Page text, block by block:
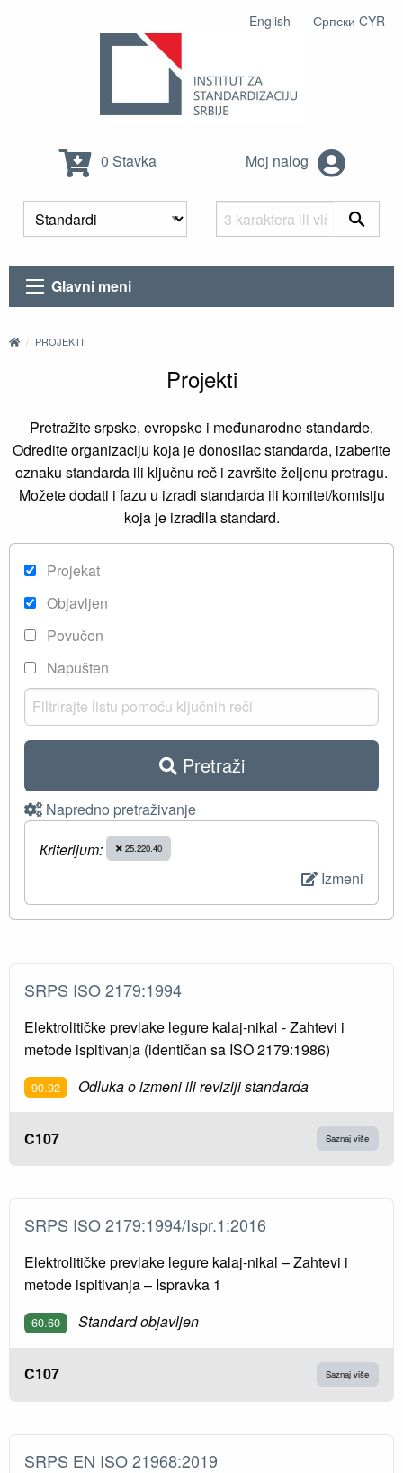
English Српски CYR
0 Stavka Moj nalog
Glavni meni
PROJEKTI
Projekti
Pretražite srpske, evropske i međunarodne standarde.
Odredite organizaciju koja je donosilac standarda, izaberite
oznaku standarda ili ključnu reč i završite željenu pretragu.
Možete dodati i fazu u izradi standarda ili komitet/komisiju
koja je izradila standard.
Projekat
Objavljen
Povučen
Napušten
Pretraži
Napredno pretraživanje
Кriterijum:
25.220.40
Izmeni
SRPS ISO 2179:1994
Elektrolitičke prevlake legure kalaj-nikal - Zahtevi i
metode ispitivanja (identičan sa ISO 2179:1986)
90.92 Odluka o izmeni ili reviziji standarda
C107 Saznaj više
SRPS ISO 2179:1994/Ispr.1:2016
Elektrolitičke prevlake legure kalaj-nikal – Zahtevi i
metode ispitivanja – Ispravka 1
60.60 Standard objavljen
C107 Saznaj više
SRPS EN ISO 21968:2019